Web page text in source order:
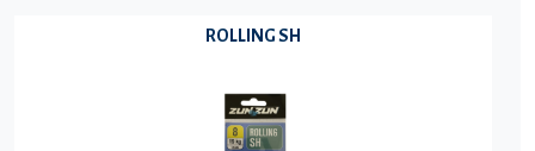
ROLLING SH